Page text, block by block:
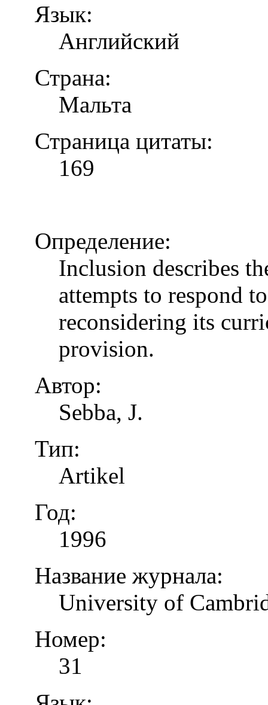
Язык:
Английский
Страна:
Мальта
Страница цитаты:
169
Определение:
Inclusion describes
attempts to respond
reconsidering its
provision.
Автор:
Sebba, J.
Тип:
Artikel
Год:
1996
Название журнала:
University of
Номер:
31